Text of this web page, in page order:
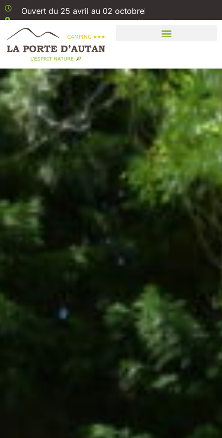
Ouvert du 25 avril au 02 octobre
1 Rue Boris Vian 11310 Saissac // Aude //
Carcassonne